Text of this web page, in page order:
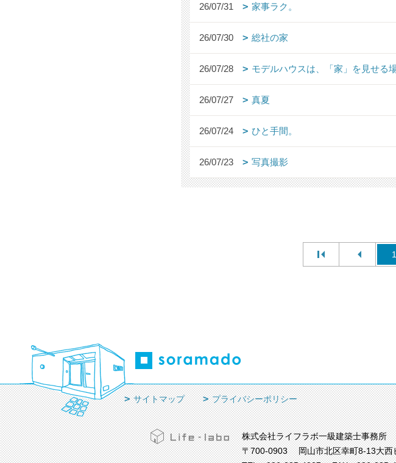
26/07/31 家事ラク。
26/07/30 総社の家
26/07/28 モデルハウスは、「家」を見せる
26/07/27 真夏
26/07/24 ひと手間。
26/07/23 写真撮影
1
サイトマップ プライバシーポリシー
株式会社ライフラボ一級建築士事務所
〒700-0903岡山市北区幸町8-13大